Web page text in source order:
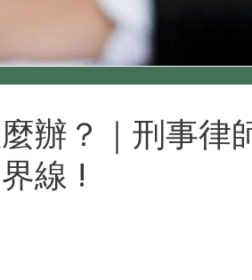
辦？｜刑事律
線 !